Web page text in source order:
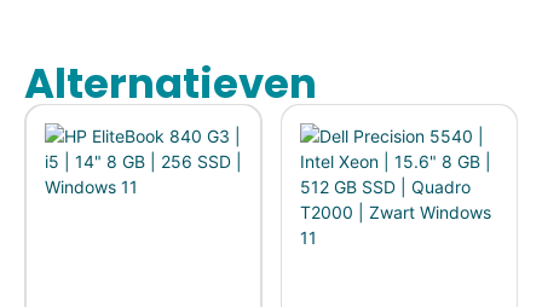
Alternatieven